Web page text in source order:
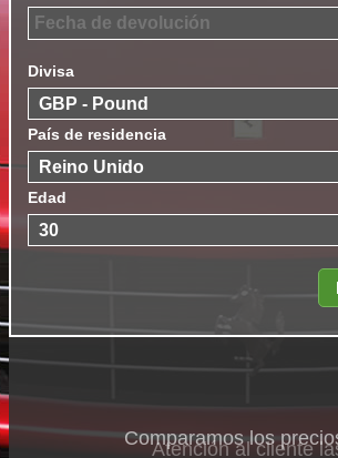
Divisa
País de residencia
Edad
Comparamos los
Atención al cliente